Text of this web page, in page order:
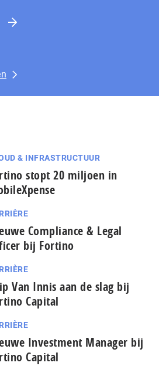
& INFRASTRUCTUUR
stopt 20 miljoen in
Compliance & Legal
bij Fortino
Van Innis aan de slag bij
Capital
Investment Manager bij
Capital